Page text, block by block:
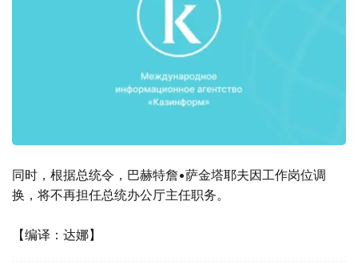
同时，根据总统令，巴赫特詹•萨金塔耶夫因工作岗位调
换，将不再担任总统办公厅主任职务。
【编译：达娜】